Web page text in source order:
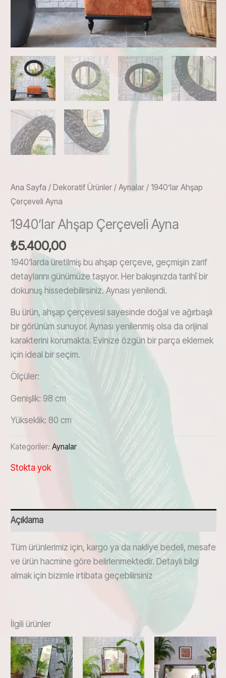
Ana Sayfa / Dekoratif Ürünler / Aynalar / 1940’lar Ahşap
Çerçeveli Ayna
1940’lar Ahşap Çerçeveli Ayna
₺5.400,00
1940’larda üretilmiş bu ahşap çerçeve, geçmişin zarif
detaylarını günümüze taşıyor. Her bakışınızda tarihî bir
dokunuş hissedebilirsiniz. Aynası yenilendi.
Bu ürün, ahşap çerçevesi sayesinde doğal ve ağırbaşlı
bir görünüm sunuyor. Aynası yenilenmiş olsa da orijinal
karakterini korumakta. Evinize özgün bir parça eklemek
için ideal bir seçim.
Ölçüler:
Genişlik: 98 cm
Yükseklik: 80 cm
Kategoriler: Aynalar
Stokta yok
Açıklama
Tüm ürünlerimiz için, kargo ya da nakliye bedeli, mesafe
ve ürün hacmine göre belirlenmektedir. Detaylı bilgi
almak için bizimle irtibata geçebilirsiniz
İlgili ürünler